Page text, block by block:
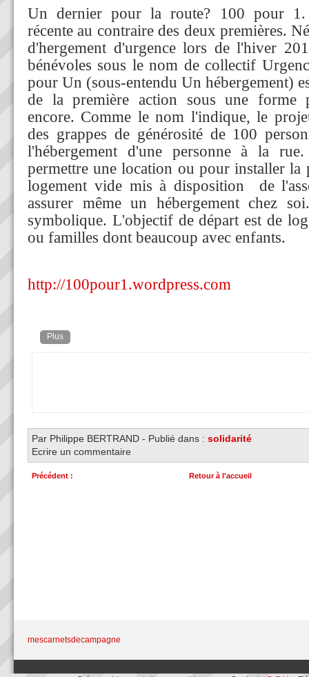
Un dernier pour la route? 100 pour 1.
récente au contraire des deux premières.
d'hergement d'urgence lors de l'hiver
bénévoles sous le nom de collectif
pour Un (sous-entendu Un hébergement)
de la première action sous une forme
encore. Comme le nom l'indique, le
des grappes de générosité de 100
l'hébergement d'une personne à la
permettre une location ou pour installer la
logement vide mis à disposition de
assurer même un hébergement chez
symbolique. L'objectif de départ est de
ou familles dont beaucoup avec enfants.
http://100pour1.wordpress.com
Plus
Par Philippe BERTRAND - Publié dans : solidarité
Ecrire un commentaire
Précédent :
Retour à l'accueil
mescarnetsdecampagne